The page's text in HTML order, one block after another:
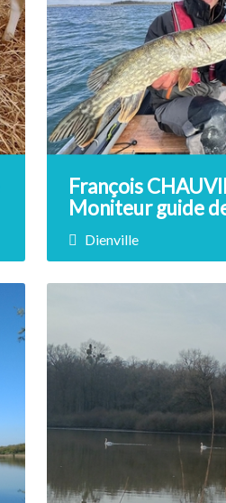
François
Moniteur guide
pêche
Dienville
Prix non renseigné
vous accompagne dans
journées pêche sur les
Forêt d'Orient, mais
des cours d'eau comme
Aube. Il propose
ateliers pédagogiques
et la flore des bords